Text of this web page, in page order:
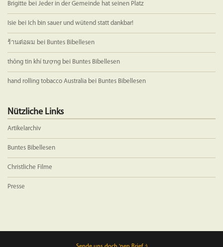
Brigitte bei Jeder in der Gemeinde hat seinen Platz
Isie bei Ich bin sauer und wütend statt dankbar!
ร้านต่อผม bei Buntes Bibellesen
thông tin khí tượng bei Buntes Bibellesen
hand rolling tobacco Australia bei Buntes Bibellesen
Nützliche Links
Artikelarchiv
Buntes Bibellesen
Christliche Filme
Presse